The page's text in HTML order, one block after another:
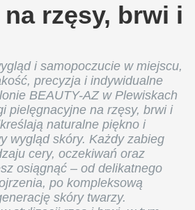
rzęsy, brwi i
i samopoczucie w miejscu,
precyzja i indywidualne
BEAUTY-AZ w Plewiskach
pielęgnacyjne na rzęsy, brwi i
naturalne piękno i
wygląd skóry. Każdy zabieg
cery, oczekiwań oraz
osiągnąć – od delikatnego
po kompleksową
skóry twarzy.